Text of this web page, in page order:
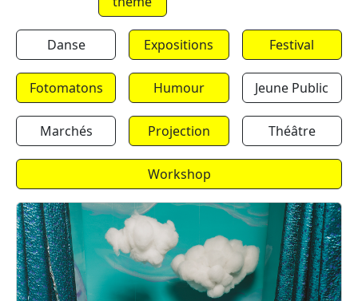
Danse Expositions Festival
Fotomatons Humour Jeune Public
Marchés Projection Théâtre
Workshop